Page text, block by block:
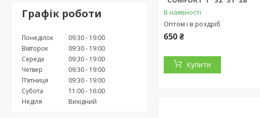
Графік роботи
Понеділок 09:30
19:00
Вівторок
09:30
19:00
Середа
09:30
19:00
Четвер
09:30
19:00
Пʼятниця
09:30
19:00
Субота
11:00
16:00
Неділя
Вихідний
В наявності
Оптом і в роздріб
650 ₴
Купити